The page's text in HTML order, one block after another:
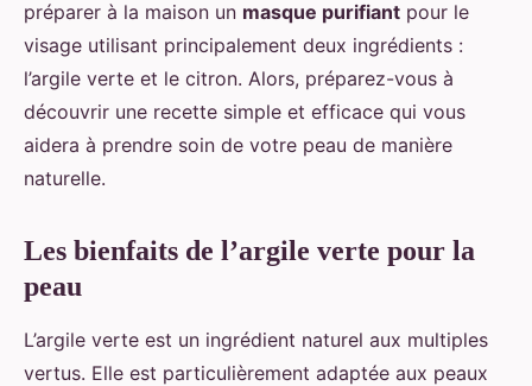
préparer à la maison un masque purifiant pour le
visage utilisant principalement deux ingrédients :
l’argile verte et le citron. Alors, préparez-vous à
découvrir une recette simple et efficace qui vous
aidera à prendre soin de votre peau de manière
naturelle.
Les bienfaits de l’argile verte pour la
peau
L’argile verte est un ingrédient naturel aux multiples
vertus. Elle est particulièrement adaptée aux peaux